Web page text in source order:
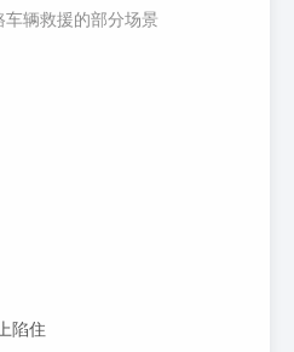
车辆救援的部分场景
陷住